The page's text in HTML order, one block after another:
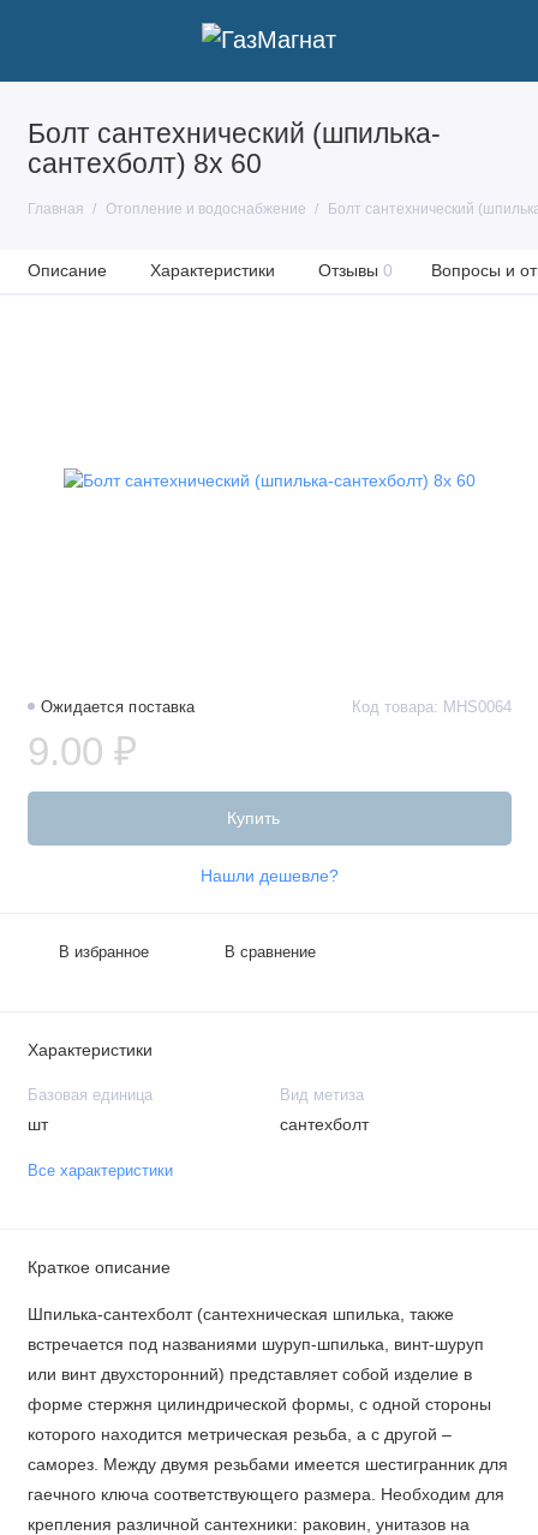
Болт сантехнический (шпилька-
сантехболт) 8х 60
Главная Отопление и водоснабжение Болт сантехнический
Описание Характеристики Отзывы 0 Вопросы и
Ожидается поставка Код товара: MHS0064
9.00 ₽
Купить
Нашли дешевле?
В избранное В сравнение
Характеристики
Базовая единица
шт
Вид метиза
сантехболт
Все характеристики
Краткое описание
Шпилька-сантехболт (сантехническая шпилька, также
встречается под названиями шуруп-шпилька, винт-шуруп
или винт двухсторонний) представляет собой изделие в
форме стержня цилиндрической формы, с одной стороны
которого находится метрическая резьба, а с другой –
саморез. Между двумя резьбами имеется шестигранник для
гаечного ключа соответствующего размера. Необходим для
крепления различной сантехники: раковин, унитазов на